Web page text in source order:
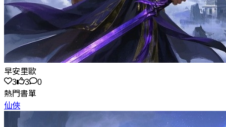
早安里歐
3
3
0
熱門書單
仙俠